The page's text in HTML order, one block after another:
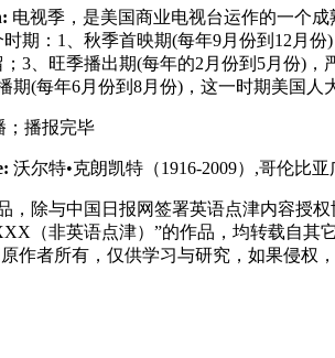
电视季，是美国商业电视台运作的一个
期：1、秋季首映期(每年9月份到12月
3、旺季播出期(每年的2月份到5月份)
期(每年6月份到8月份)，这一时期美国人
；播报完毕
沃尔特•克朗凯特（1916-2009）,哥伦比
，除与中国日报网签署英语点津内容授
（非英语点津）”的作品，均转载自
作者所有，仅供学习与研究，如果侵权